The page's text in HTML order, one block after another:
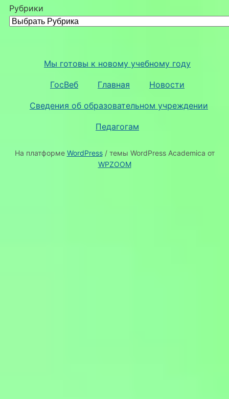
Рубрики
Мы готовы к новому учебному году
ГосВеб Главная Новости
Сведения об образовательном учреждении
Педагогам
На платформе WordPress/ темы WordPress Academica от
WPZOOM